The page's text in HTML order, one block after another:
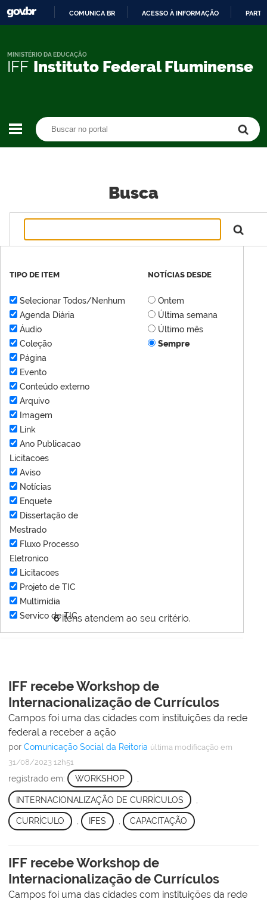
CONTEÚDO
COMUNICA BR ACESSO À INFORMAÇÃO
IFF Instituto Federal Fluminense
MINISTÉRIO DA EDUCAÇÃO
Busca
6itens atendem ao seu critério.
TIPO DE ITEM
Selecionar Todos/Nenhum
Agenda Diária
Áudio
Coleção
Página
Evento
Conteúdo externo
Arquivo
Imagem
Link
Ano Publicacao
Licitacoes
Aviso
Notícias
Enquete
Dissertação de
Mestrado
Fluxo Processo
Eletronico
Licitacoes
Projeto de TIC
Multimídia
Servico de TIC
NOTÍCIAS DESDE
Ontem
Última semana
Último mês
Sempre
IFF recebe Workshop de
Internacionalização de Currículos
Campos foi uma das cidades com instituições da rede
federal a receber a ação
por Comunicação Social da Reitoria última modificação em
31/08/2023 12h51
registrado em: WORKSHOP
INTERNACIONALIZAÇÃO DE CURRÍCULOS
CURRÍCULO , IFES , CAPACITAÇÃO
IFF recebe Workshop de
Internacionalização de Currículos
Campos foi uma das cidades com instituições da rede